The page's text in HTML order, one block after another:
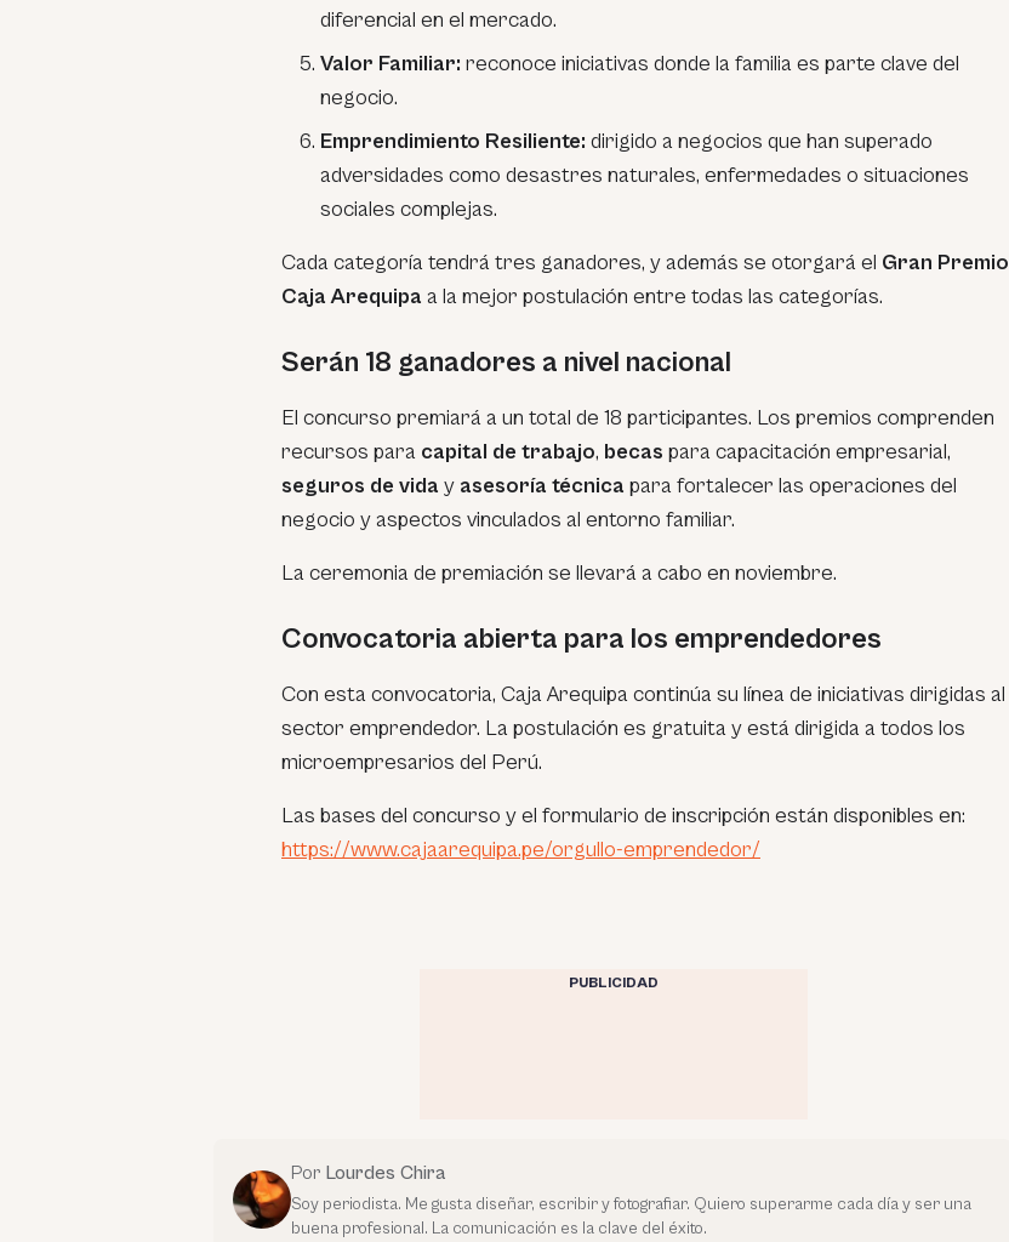
diferencial en el mercado.
Valor Familiar: reconoce iniciativas donde la familia es parte clave del
negocio.
Emprendimiento Resiliente: dirigido a negocios que han superado
adversidades como desastres naturales, enfermedades o situaciones
sociales complejas.
Cada categoría tendrá tres ganadores, y además se otorgará el Gran Premio
Caja Arequipa a la mejor postulación entre todas las categorías.
Serán 18 ganadores a nivel nacional
El concurso premiará a un total de 18 participantes. Los premios comprenden
recursos para capital de trabajo, becas para capacitación empresarial,
seguros de vida y asesoría técnica para fortalecer las operaciones del
negocio y aspectos vinculados al entorno familiar.
La ceremonia de premiación se llevará a cabo en noviembre.
Convocatoria abierta para los emprendedores
Con esta convocatoria, Caja Arequipa continúa su línea de iniciativas dirigidas al
sector emprendedor. La postulación es gratuita y está dirigida a todos los
microempresarios del Perú.
Las bases del concurso y el formulario de inscripción están disponibles en:
https://www.cajaarequipa.pe/orgullo-emprendedor/
PUBLICIDAD
Por Lourdes Chira
Soy periodista. Me gusta diseñar, escribir y fotografiar. Quiero superarme cada día y ser una
buena profesional. La comunicación es la clave del éxito.